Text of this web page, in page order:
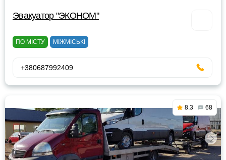
Эвакуатор "ЭКОНОМ"
ПО МІСТУ МІЖМІСЬКІ
+380687992409
8.3 68